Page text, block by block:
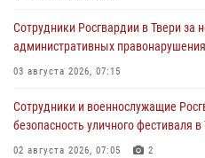
Сотрудники Росгвардии в Твери за
административных правонарушения
03 августа 2026, 07:15
Сотрудники и военнослужащие
безопасность уличного фестиваля
02 августа 2026, 07:05 2